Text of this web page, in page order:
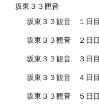
坂東３３観音
坂東３３観音 １日目
坂東３３観音 ２日目
坂東３３観音 ３日目
坂東３３観音 ４日目
坂東３３観音 ５日目